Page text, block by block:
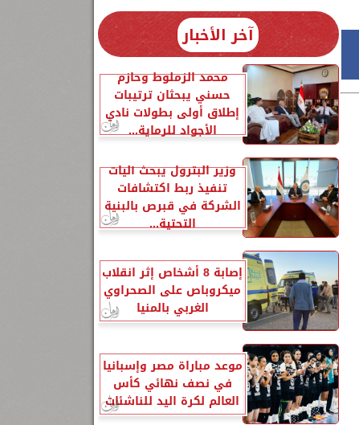
آخر الأخبار
محمد الزملوط وحازم
حسني يبحثان ترتيبات
إطلاق أولى بطولات نادي
الأجواد للرماية...
وزير البترول يبحث آليات
تنفيذ ربط اكتشافات
الشركة في قبرص بالبنية
التحتية...
إصابة 8 أشخاص إثر انقلاب
ميكروباص على الصحراوي
الغربي بالمنيا
موعد مباراة مصر وإسبانيا
في نصف نهائي كأس
العالم لكرة اليد للناشئات